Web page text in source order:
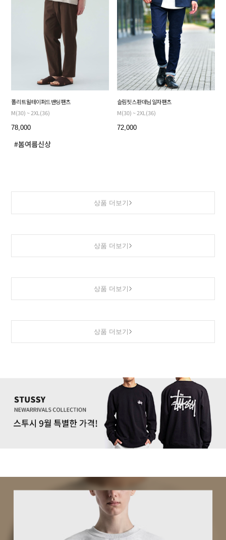
폴리 트윌 테이퍼드 밴딩 팬츠
M(30) ~ 2XL(36)
78,000
슬림핏 스판 데님 일자 팬츠
M(30) ~ 2XL(36)
72,000
상품 더보기
상품 더보기
상품 더보기
상품 더보기